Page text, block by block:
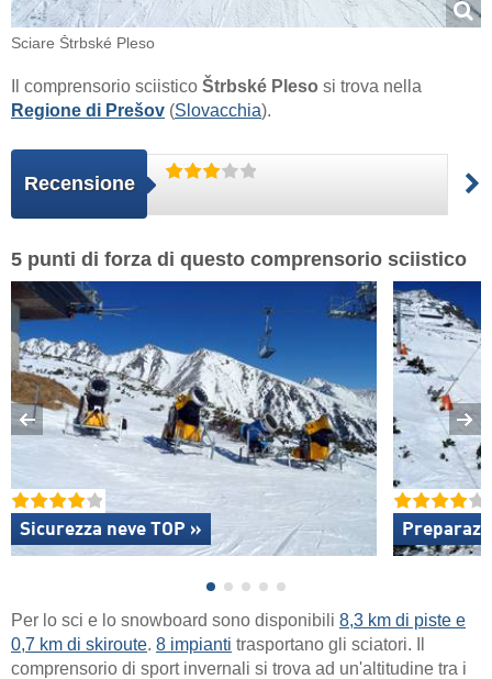
Sciare Štrbské Pleso
Il comprensorio sciistico Štrbské Pleso si trova nella
Regione di Prešov (Slovacchia).
Recensione
5 punti di forza di questo comprensorio sciistico
Sicurezza neve TOP »
Per lo sci e lo snowboard sono disponibili 8,3 km di piste e
0,7 km di skiroute. 8 impianti trasportano gli sciatori. Il
comprensorio di sport invernali si trova ad un'altitudine tra i